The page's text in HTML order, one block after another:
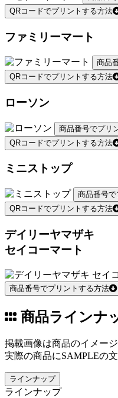
QRコードでプリントする方法
ファミリーマート
商品
QRコードでプリントする方法
ローソン
商品番号でプリ
QRコードでプリントする方法
ミニストップ
商品番号
QRコードでプリントする方法
デイリーヤマザキ
セイコーマート
商品番号でプリントする方法
商品ラインナ
掲載画像は商品のイメージ
実際の商品にSAMPLEの
ラインナップ
ラインナップ